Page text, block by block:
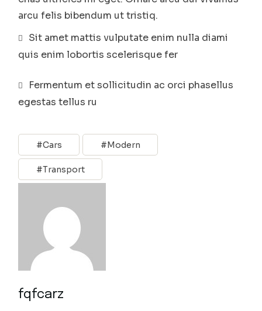
arcu felis bibendum ut tristiq.
Sit amet mattis vulputate enim nulla diami
quis enim lobortis scelerisque fer
Fermentum et sollicitudin ac orci phasellus
egestas tellus ru
Cars Modern
Transport
fqfcarz